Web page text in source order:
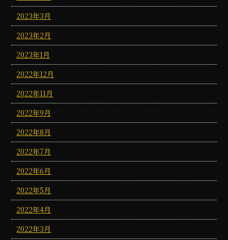
2023年3月
2023年2月
2023年1月
2022年12月
2022年11月
2022年9月
2022年8月
2022年7月
2022年6月
2022年5月
2022年4月
2022年3月